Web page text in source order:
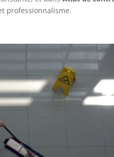
professionnalisme.